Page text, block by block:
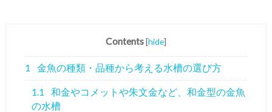
Contents[hide]
1 金魚の種類・品種から考える水槽の選び方
1.1
和金やコメットや朱文金など、和金型の金魚
の水槽